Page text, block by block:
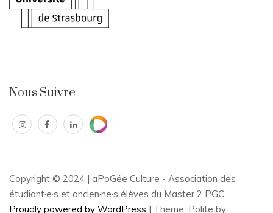
Nous Suivre
Copyright © 2024 | aPoGée Culture - Association des
étudiant·e·s et ancien·ne·s élèves du Master 2 PGC
Proudly powered by WordPress | Theme: Polite by